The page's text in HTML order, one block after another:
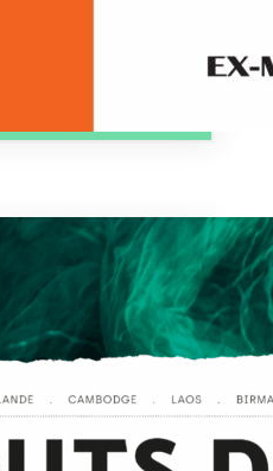
64 – Asie du
se plonge à corps
Hong Kong et de
pression urbaine